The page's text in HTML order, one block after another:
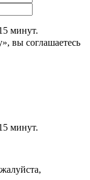
минут.
вы соглашаетесь
минут.